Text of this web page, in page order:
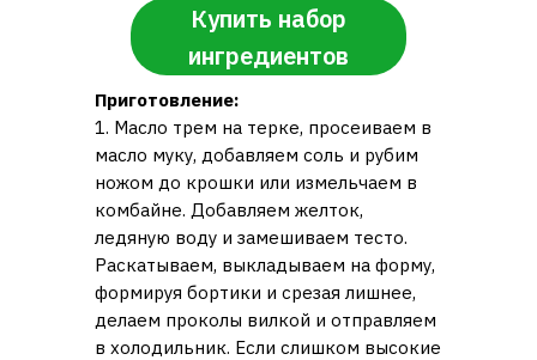
Купить набор
ингредиентов
Приготовление:
1. Масло трем на терке, просеиваем в
масло муку, добавляем соль и рубим
ножом до крошки или измельчаем в
комбайне. Добавляем желток,
ледяную воду и замешиваем тесто.
Раскатываем, выкладываем на форму,
формируя бортики и срезая лишнее,
делаем проколы вилкой и отправляем
в холодильник. Если слишком высокие